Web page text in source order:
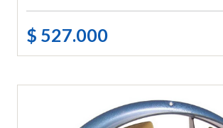
$ 527.000